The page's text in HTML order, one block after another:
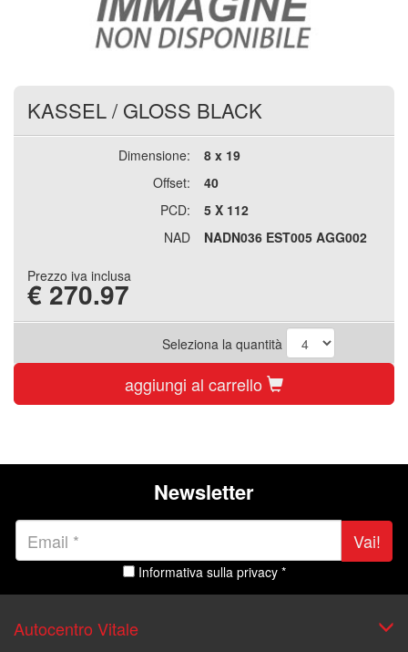
KASSEL/ GLOSS BLACK
Dimensione:
8 x 19
Offset:
40
PCD:
5 X 112
NAD
NADN036 EST005 AGG002
Prezzo iva inclusa
€ 270.97
Seleziona la quantità
aggiungi al carrello
Newsletter
Vai!
Informativa sulla privacy *
Autocentro Vitale